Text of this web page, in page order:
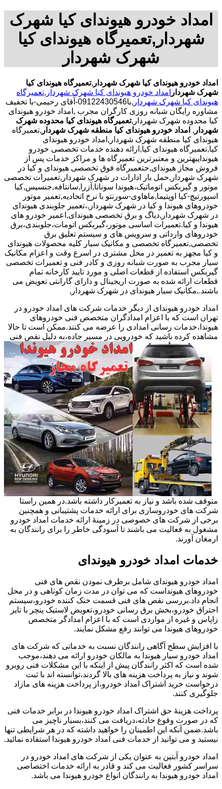
امداد خودرو هیوندای کیا شهرک
شهردار,تعمیرگاه هیوندای کیا
شهرک شهردار
امداد خودرو هیوندای کیا شهرک شهردار ,تعمیرگاه هیوندای کیا
شهرک شهردار امداد خودرو هیوندای کیا شهرک شهردار ,تعمیرگاه
هیوندای کیا شهرک شهردار ,با
09122430546-آقای رحیمی-با تخفیف
مشاوره رایگان شبانه روزی کارگران مجرب ,امداد خودرو هیوندای
کیا محدوده شهرک شهردار,تعمیرگاه هیوندای کیا محدوده شهرک
شهردار , امداد خودرو هیوندای کیا منطقه شهرک شهردار ,تعمیرگاه
هیوندای کیا منطقه شهرک شهردار,امداد خودرو هیوندای
کیا,تعمیرگاه هیوندای کیا,ارائه دهنده خدمات تخصصی خودرو
هیوندایبهترین و معتبرترین تعمیرگاه ها و مراکز خدمات پس از
فروش مجاز هیوندای,حتعمیرگاه فوق تخصصی هیوندای و کیا در
شهرک شهردار,حمل بار ادارات در شهرک شهردار,تعمیرات تخصصی
موتور و گیربکس اتوماتیک،هیوندا سوناتا,آزرا,سانتافه,جنسیس,کیا
اسپورتیچ-کیا اوپتیما‌,ماهاوی-سورنتو با نرخ اتحادیه,تعمیر موتور
خودروهای هیوندا و کیا در شهرک شهردار,،تعمیر جلوبندی هیوندای
در شهرک شهردار,دیاگ و برق تخصصی هیوندای,اعمیر خودرو های
هیوندا و کیا.تعمیرات اساسی موتور،گیربکس اتومات،جلوبندی،برق
خودروهای وارداتی و سرویس های و سیستم تعلیق برق
تخصصی,تعمیرگاه تخصصی و مکانیک سیار کلیه محصولات هیوندای
و کیا مجهز به تعمیر در محل مشتری در اسرع وقت و اعزام مکانیک
سیار مجرب به صورت شبانه روزی و کادر فنی و تعمیرات تخصصی
گیربکس استفاده از قطعات اصلی و مورد تایید کارخانه تمام
قطعات ارائه شده به صورت اریجینال و دارای گارانتی تعویض می
باشند.,مکانیک سیار هیوندای در شهرک شهردار,
امداد خودرو هیوندای از دیگر خدمات شرکت های امداد خودرو در
تهران است که با اعزام امدادگران متخصص فنی خودروهای
هیوندا،خدمات رسانی امدادی را عرضه می کنند.ممکن است تا حالا
مشاهده کرده باشید که خودرویی در مسیر جاده،به دلیل نقص فنی
متوقف شده باشد و نیاز به تعمیرکار داشته باشد.در همین راستا
شرکت های خودروسازی برای ارائه خدمات پشتیبانی و همچنین
برخی از شرکت های خصوصی در زمینۀ ارائه خدمات امداد خودرو
مشغول به فعالیت می باشند تا آسودگی خاطر را برای رانندگان به
ارمغان آورند.
خدمات امداد خودرو هیوندای
امداد خودرو هیوندای شامل برطرف نمودن نقص های فنی
خودروهای هیونداست که می توان در مدت زمان کوتاهی و در محل
انجام داد.بررسی نقص های فنی قسمت خنک کننده خودرو،سیستم
احتراق خودرو،بخش برق رسانی خودرو،تعویض لاستیک پنچر با تایر
زاپاس و غیره از مواردی است که با اعزام امدادگر متخصص
خودروهای هیوندا می توانند رفع مشکل نمایند.
با افزایش سطح آگاهی رانندگان نسبت به خدماتی که شرکت های
امداد خودرو سیار هیوندا به مالکان خودرو ارائه می دهند،موجب
شده است که اکثر رانندگان پیش از اینکه با این مشکلات فنی روبرو
شوند و نیاز به پرداخت هزینه های بالا گردند،توانسته اند با ثبت
درخواست خرید اشتراک امداد خودرو،از پرداخت هزینه های مازاد
جلوگیری کنند.
پرداخت هزینۀ حق اشتراک امداد خودرو هیوندا در برابر خدمات فنی
که در صورت وقوع حادثه،دریافت می کنند،بسیار ناچیز می
باشد.ضمن آنکه این اطمینان را خواهید داشته که در هر شرایطی تنها
نیستید و می توانید از خدمات فنی امداد خودرو هیوندا استفاده نمائید.
امداد خودرو آبتین به عنوان یکی از شرکت های امداد خودرو در
سراسر کشور فعالیت می کند و قادر به ارائه خدمات اختصاصی
امداد خودرو هیوندا به رانندگان انواع خودرو هیوندا می باشد.